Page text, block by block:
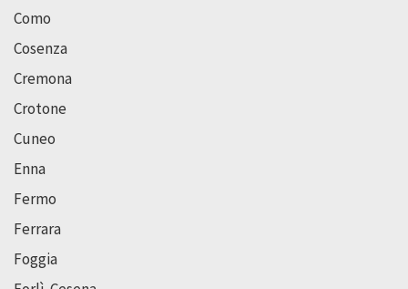
Como
Cosenza
Cremona
Crotone
Cuneo
Enna
Fermo
Ferrara
Foggia